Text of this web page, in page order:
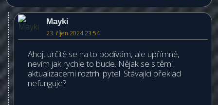
Mayki
23. říjen 2024 23:54
Ahoj, určitě se na to podívám, ale upřímně,
nevím jak rychle to bude. Nějak se s těmi
aktualizacemi roztrhl pytel. Stávající překlad
nefunguje?